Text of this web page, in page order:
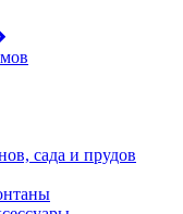
сада и прудов